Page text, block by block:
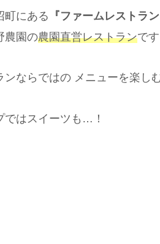
町にある 『ファームレストラ
農園の農園直営レストランです
ンならではの メニューを楽し
ではスイーツも…！